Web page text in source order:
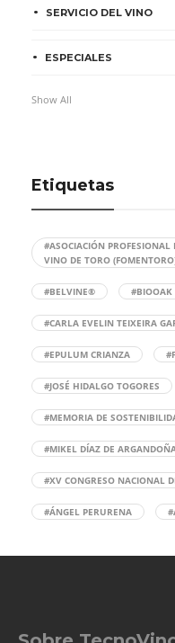
SERVICIO DEL VINO
ESPECIALES
Show All
Etiquetas
#ASOCIACIÓN
VINO DE TORO
#BELVINE® #BIOOAK
#CARLA EVELIN TEIXEIRA
#EPULUM CRIANZA
#JOSÉ HIDALGO TOGORES
#MEMORIA DE
#MIKEL DÍAZ DE
#XV CONGRESO NACIONAL
#ÁNGEL PERURENA